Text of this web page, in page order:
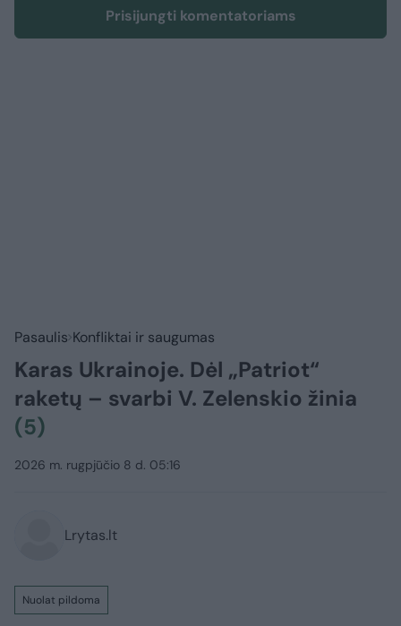
Prisijungti komentatoriams
Pasaulis Konfliktai ir saugumas
Karas Ukrainoje. Dėl „Patriot“
raketų – svarbi V. Zelenskio žinia
(5)
2026 m. rugpjūčio 8 d. 05:16
Lrytas.lt
Nuolat pildoma